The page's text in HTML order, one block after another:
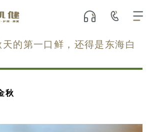
的第一口鲜，还得是东海白
秋